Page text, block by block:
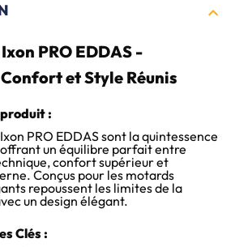

PRO EDDAS -
et Style Réunis
:
PRO EDDAS sont la quintessence
un équilibre parfait entre
confort supérieur et
Conçus pour les motards
repoussent les limites de la
un design élégant.
Clés :